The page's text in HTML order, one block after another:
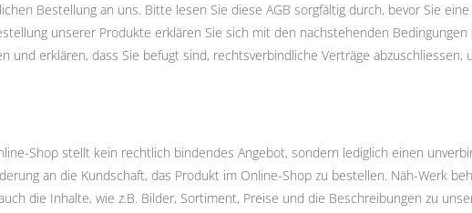
Bestellung an uns. Bitte lesen Sie diese AGB sorgfältig durch, bevor Sie
unserer Produkte erklären Sie sich mit den nachstehenden
und erklären, dass Sie befugt sind, rechtsverbindliche Verträge abzuschliessen,
Shop stellt kein rechtlich bindendes Angebot, sondern lediglich einen
an die Kundschaft, das Produkt im Online-Shop zu bestellen. Näh-Werk
die Inhalte, wie z.B. Bilder, Sortiment, Preise und die Beschreibungen zu